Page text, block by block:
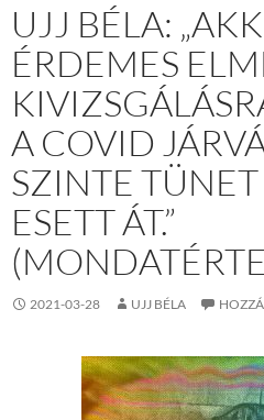
UJJ BÉLA:
ÉRDEMES
A COVID
SZINTE TÜNET
ESETT ÁT.”
2021-03-28 UJJ BÉLA